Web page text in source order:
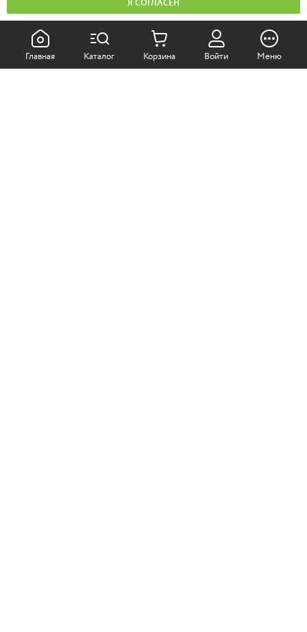
КАК ПОКУПАТЬ:
Главная Каталог Корзина Войти Меню
Я СОГЛАСЕН